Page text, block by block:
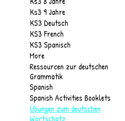
Ks3 9 Jahre
KS3 Deutsch
KS3 French
KS3 Spanisch
More
Ressourcen zur deutschen
Grammatik
Spanish
Spanish Activities Booklets
Übungen zum deutschen
Wortschatz